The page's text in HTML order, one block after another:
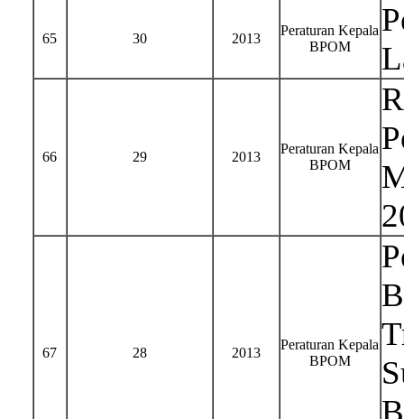
65 30 2013
Peraturan Kepala
BPOM
66 29 2013
Peraturan Kepala
BPOM
67 28 2013
Peraturan Kepala
BPOM